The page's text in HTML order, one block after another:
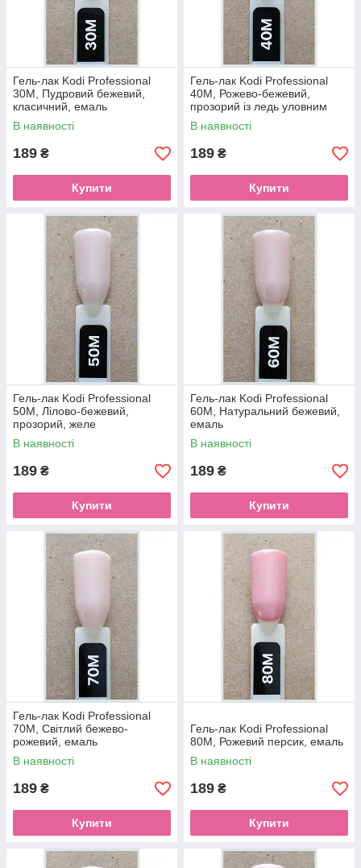
Гель-лак Kodi Professional
30M, Пудровий бежевий,
класичний, емаль
В наявності
189 ₴
Купити
Гель-лак Kodi Professional
40M, Рожево-бежевий,
прозорий із ледь уловним
шимером
В наявності
189 ₴
Купити
Гель-лак Kodi Professional
50M, Лілово-бежевий,
прозорий, желе
В наявності
189 ₴
Купити
Гель-лак Kodi Professional
60M, Натуральний бежевий,
емаль
В наявності
189 ₴
Купити
Гель-лак Kodi Professional
70M, Світлий бежево-
рожевий, емаль
В наявності
189 ₴
Купити
Гель-лак Kodi Professional
80M, Рожевий персик, емаль
В наявності
189 ₴
Купити